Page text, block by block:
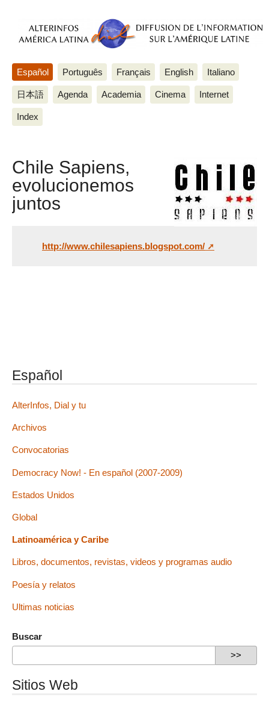
Español Português Français English Italiano
日本語 Agenda Academia Cinema Internet
Index
Chile Sapiens,
evolucionemos
juntos
http://www.chilesapiens.blogspot.com/
Español
AlterInfos, Dial y tu
Archivos
Convocatorias
Democracy Now! - En español (2007-2009)
Estados Unidos
Global
Latinoamérica y Caribe
Libros, documentos, revistas, videos y programas audio
Poesía y relatos
Ultimas noticias
Buscar
Sitios Web